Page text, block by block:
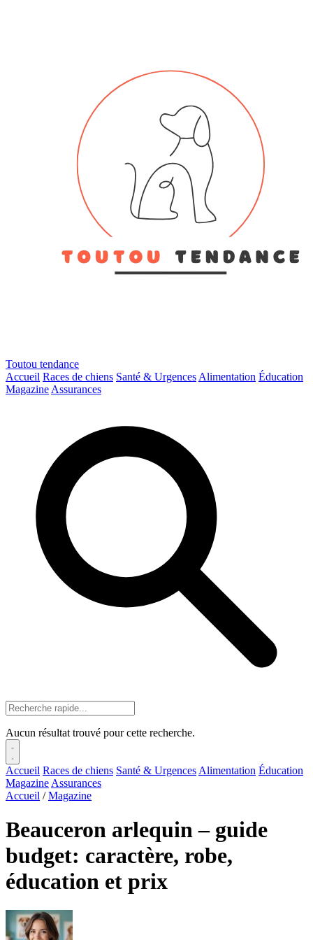
Toutou tendance
Accueil Races de chiens Santé & Urgences Alimentation Éducation
Magazine Assurances
Aucun résultat trouvé pour cette recherche.
Accueil Races de chiens Santé & Urgences Alimentation Éducation
Magazine Assurances
Accueil / Magazine
Beauceron arlequin – guide
budget: caractère, robe,
éducation et prix